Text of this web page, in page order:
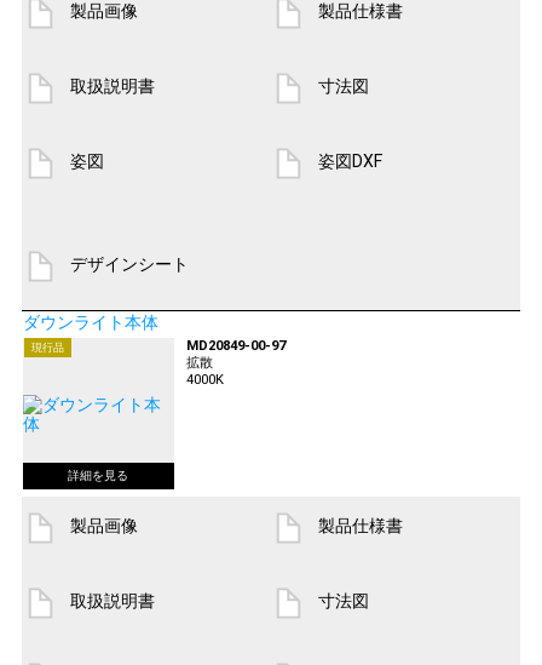
製品画像 製品仕様書
取扱説明書 寸法図
姿図 姿図DXF
デザインシート
ダウンライト本体
現行品
MD20849-00-97
拡散
4000K
製品画像 製品仕様書
取扱説明書 寸法図